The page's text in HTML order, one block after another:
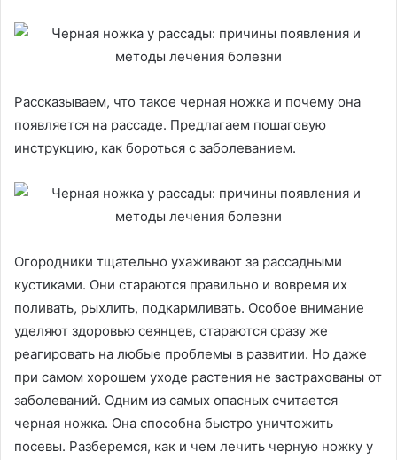
Рассказываем, что такое черная ножка и почему она
появляется на рассаде. Предлагаем пошаговую
инструкцию, как бороться с заболеванием.
Огородники тщательно ухаживают за рассадными
кустиками. Они стараются правильно и вовремя их
поливать, рыхлить, подкармливать. Особое внимание
уделяют здоровью сеянцев, стараются сразу же
реагировать на любые проблемы в развитии. Но даже
при самом хорошем уходе растения не застрахованы от
заболеваний. Одним из самых опасных считается
черная ножка. Она способна быстро уничтожить
посевы. Разберемся, как и чем лечить черную ножку у